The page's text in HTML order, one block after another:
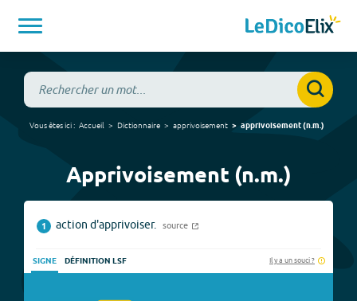
Vous êtes ici : Accueil Dictionnaire apprivoisement apprivoisement(n.m.)
Apprivoisement (n.m.)
1 action d'apprivoiser. source
SIGNE DÉFINITION LSF Il y a un souci ?